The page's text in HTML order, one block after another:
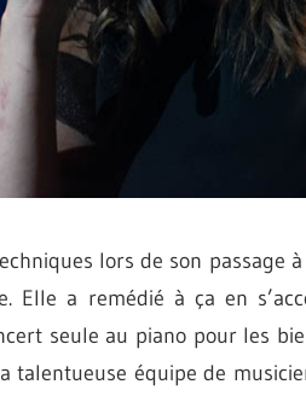
lors de son passage à
Elle a remédié à ça en
seule au piano pour les
talentueuse équipe de